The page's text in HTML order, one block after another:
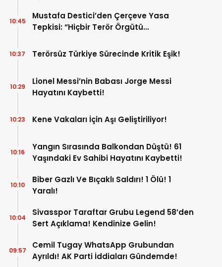
Mustafa Destici’den Çerçeve Yasa
Tepkisi: “Hiçbir Terör Örgütü
Edilemez”
10:45
Terörsüz Türkiye Sürecinde Kritik Eşik!
10:37
Lionel Messi’nin Babası Jorge Messi
Hayatını Kaybetti!
10:29
Kene Vakaları İçin Aşı Geliştiriliyor!
10:23
Yangın Sırasında Balkondan Düştü! 61
Yaşındaki Ev Sahibi Hayatını Kaybetti!
10:16
Biber Gazlı Ve Bıçaklı Saldırı! 1 Ölü! 1
Yaralı!
10:10
Sivasspor Taraftar Grubu Legend 58’den
Sert Açıklama! Kendinize Gelin!
10:04
Cemil Tugay WhatsApp Grubundan
Ayrıldı! AK Parti İddiaları Gündemde!
09:57